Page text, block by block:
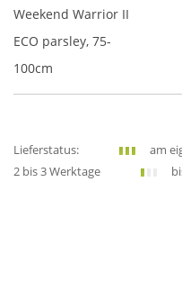
Weekend Warrior II
ECO parsley, 75-
100cm
Lieferstatus:
am
2 bis 3 Werktage